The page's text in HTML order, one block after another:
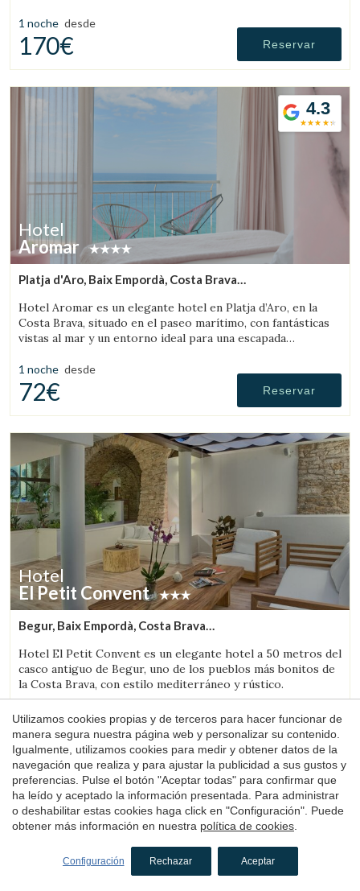
1 noche desde
170€ Reservar
4.3
Hotel
Aromar
Platja d'Aro, Baix Empordà, Costa Brava
Hotel Aromar es un elegante hotel en Platja d’Aro, en la
Costa Brava, situado en el paseo marítimo, con fantásticas
vistas al mar y un entorno ideal para una escapada
1 noche desde
72€ Reservar
Hotel
El Petit Convent
Begur, Baix Empordà, Costa Brava
Hotel El Petit Convent es un elegante hotel a 50 metros del
casco antiguo de Begur, uno de los pueblos más bonitos de
la Costa Brava, con estilo mediterráneo y rústico.
1 noche desde
132€ Reservar
4.2
Utilizamos cookies propias y de terceros para hacer funcionar de
manera segura nuestra página web y personalizar su contenido.
Igualmente, utilizamos cookies para medir y obtener datos de la
navegación que realiza y para ajustar la publicidad a sus gustos y
preferencias. Pulse el botón "Aceptar todas" para confirmar que
ha leído y aceptado la información presentada. Para administrar
o deshabilitar estas cookies haga click en "Configuración". Puede
obtener más información en nuestra política de cookies
Configuración Rechazar Aceptar
Guardar configuración Aceptar todas